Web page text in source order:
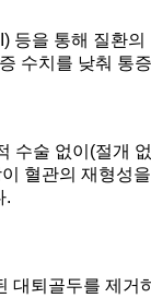
등을 통해 질환
수치를 낮춰 통
수술 없이(절개
혈관의 재형성
.
대퇴골두를 제거